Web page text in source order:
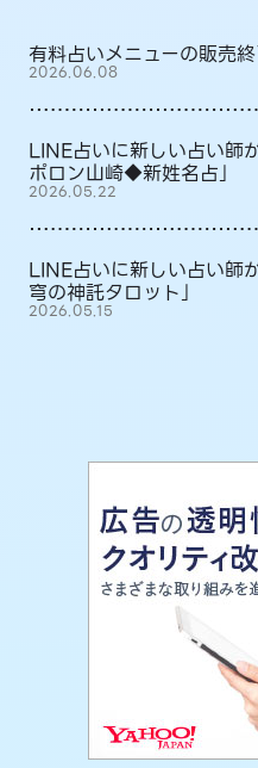
有料占いメニューの販売
2026.06.08
LINE占いに新しい占い師
ポロン山崎◆新姓名占」
2026.05.22
LINE占いに新しい占い師
穹の神託タロット」
2026.05.15